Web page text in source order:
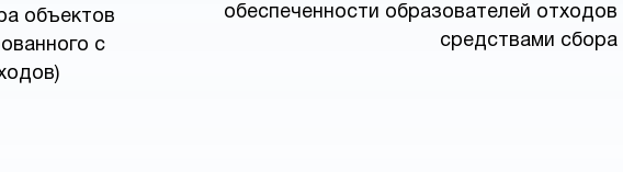
объектов
с
обеспеченности образователей отходов
средствами сбора